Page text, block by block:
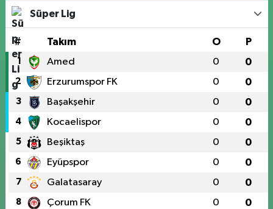
Süper Lig
# Takım O P
1 Amed 0 0
2 Erzurumspor FK 0 0
3 Başakşehir 0 0
4 Kocaelispor 0 0
5 Beşiktaş 0 0
6 Eyüpspor 0 0
7 Galatasaray 0 0
8 Çorum FK 0 0